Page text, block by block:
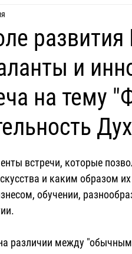
Понимания
и
на тему
встречи, которые
и каким образом
обучении,